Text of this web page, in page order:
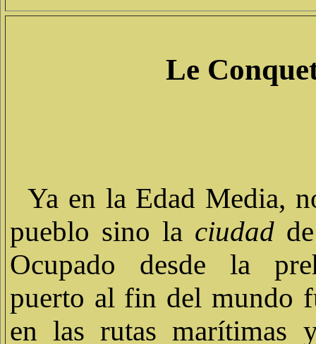
Le
Ya en la Edad Media,
pueblo sino la ciudad
Ocupado desde la
puerto al fin del mundo
en las rutas marítimas